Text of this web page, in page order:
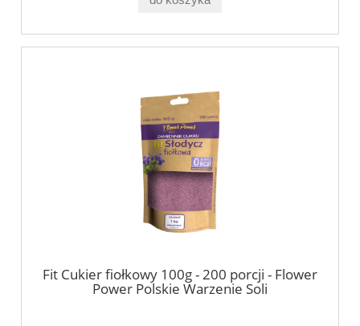
Fit Cukier fiołkowy 100g - 200 porcji - Flower
Power Polskie Warzenie Soli